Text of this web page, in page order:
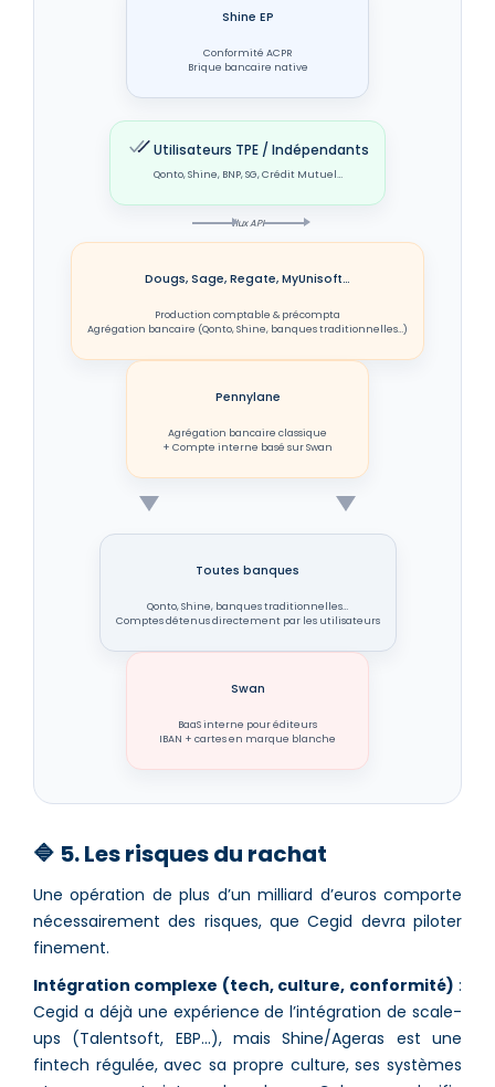
Shine EP
Conformité ACPR
Brique bancaire native
Utilisateurs TPE / Indépendants
Qonto, Shine, BNP, SG, Crédit Mutuel…
flux API
Dougs, Sage, Regate, MyUnisoft…
Production comptable & précompta
Agrégation bancaire (Qonto, Shine, banques traditionnelles…)
Pennylane
Agrégation bancaire classique
+ Compte interne basé sur Swan
Toutes banques
Qonto, Shine, banques traditionnelles…
Comptes détenus directement par les utilisateurs
Swan
BaaS interne pour éditeurs
IBAN + cartes en marque blanche
🔷 5. Les risques du rachat
Une opération de plus d’un milliard d’euros comporte
nécessairement des risques, que Cegid devra piloter
finement.
Intégration complexe (tech, culture, conformité) :
Cegid a déjà une expérience de l’intégration de scale-
ups (Talentsoft, EBP…), mais Shine/Ageras est une
fintech régulée, avec sa propre culture, ses systèmes